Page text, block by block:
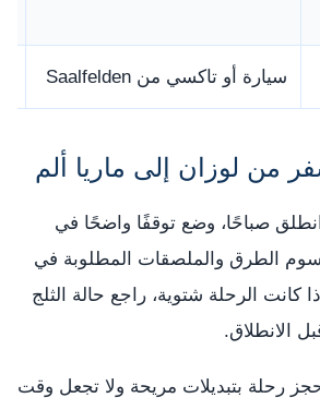
سيارة أو تاكسي من Saalfelden
من لوزان إلى ماريا ألم
انطلق صباحًا، وضع توقفًا واضحًا في
الطرق والملصقات المطلوبة في
كانت الرحلة شتوية، راجع حالة الثلج
الانطلاق.
رحلة بتبديلات مريحة ولا تجعل وقت